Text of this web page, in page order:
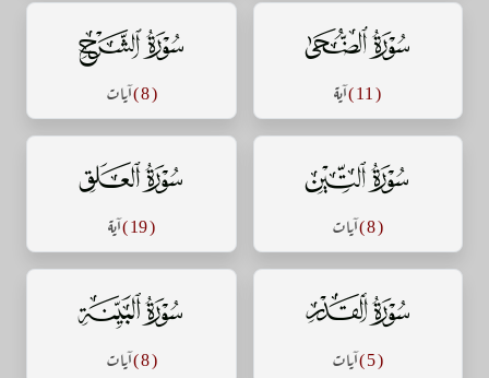
سورة الضحى
( 11 ) آية
سورة الشرح
( 8 ) آيات
سورة التين
( 8 ) آيات
سورة العلق
( 19 ) آية
سورة القدر
( 5 ) آيات
سورة البينة
( 8 ) آيات